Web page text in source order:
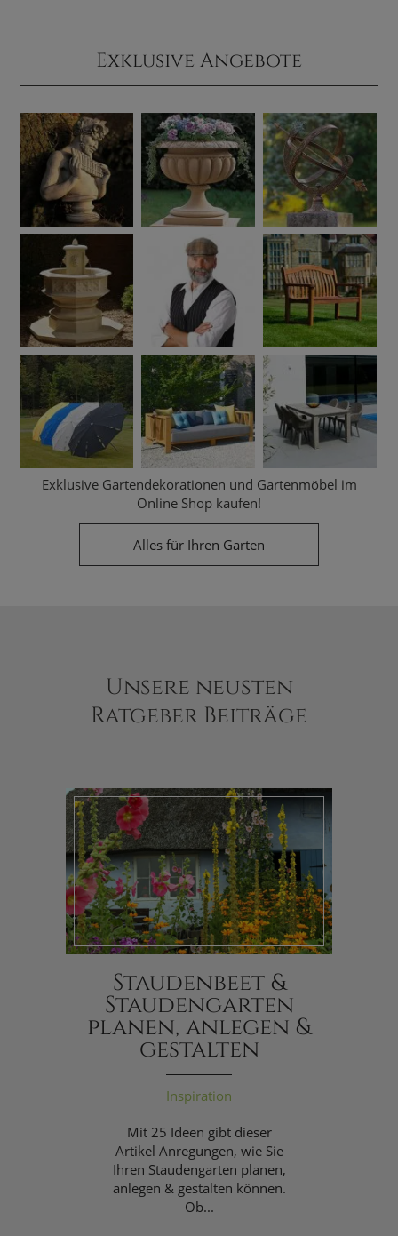
Exklusive Angebote
Exklusive Gartendekorationen und Gartenmöbel im
Online Shop kaufen!
Alles für Ihren Garten
Unsere neusten
Ratgeber Beiträge
Staudenbeet &
Staudengarten
planen, anlegen &
gestalten
Inspiration
Mit 25 Ideen gibt dieser
Artikel Anregungen, wie Sie
Ihren Staudengarten planen,
anlegen & gestalten können.
Ob...